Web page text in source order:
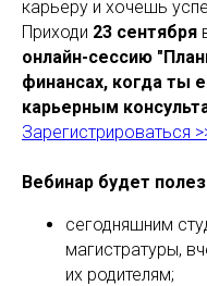
карьеру и хочешь
Приходи 23 сентября
онлайн-сессию
финансах, когда ты
карьерным
Зарегистрироваться
Вебинар будет
сегодняшним
магистратуры,
их родителям;